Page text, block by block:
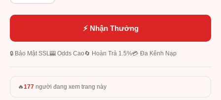
⚡ Nhận Thưởng
🔒 Bảo Mật SSL 🎰 Odds Cao🔄 Hoàn Trả 1.5%💳 Đa Kênh Nạp
🔥177 người đang xem trang này